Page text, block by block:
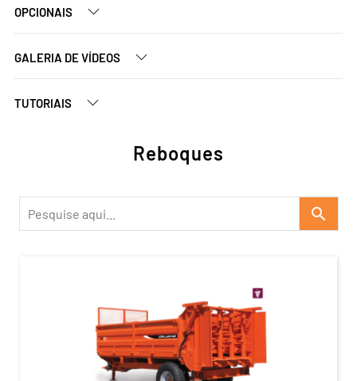
OPCIONAIS
GALERIA DE VÍDEOS
TUTORIAIS
Reboques
search